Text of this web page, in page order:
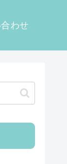
わせ